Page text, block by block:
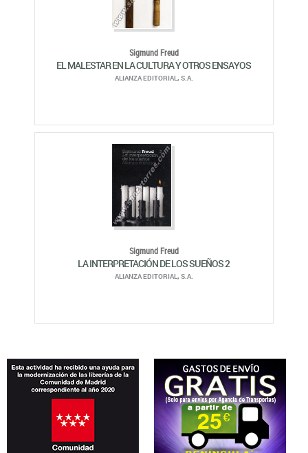
Sigmund Freud
EL MALESTAR EN LA CULTURA Y OTROS ENSAYOS
ALIANZA EDITORIAL, S.A.
Sigmund Freud
LA INTERPRETACIÓN DE LOS SUEÑOS 2
ALIANZA EDITORIAL, S.A.